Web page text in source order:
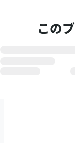
この